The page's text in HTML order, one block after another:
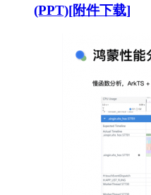
(PPT)[附件下载]